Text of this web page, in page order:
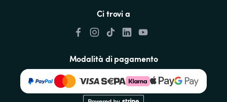
Ci trovi a
Modalità di pagamento